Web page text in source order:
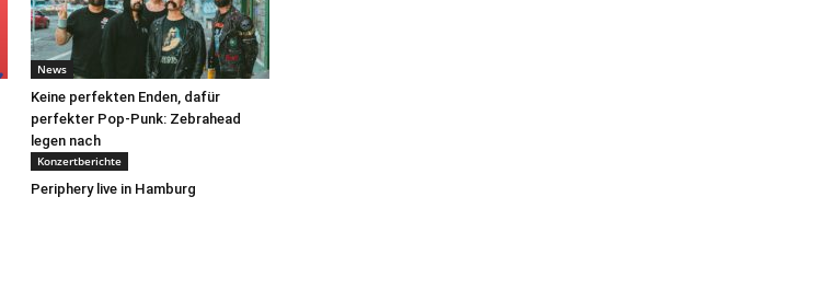
News
Keine perfekten Enden, dafür
perfekter Pop-Punk: Zebrahead
legen nach
Konzertberichte
Periphery live in Hamburg